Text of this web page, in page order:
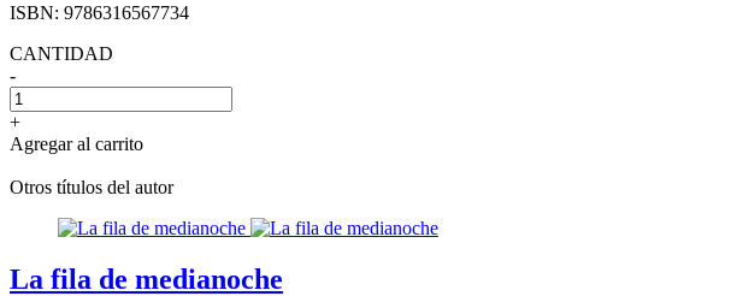
ISBN: 9786316567734
CANTIDAD
-
+
Agregar al carrito
Otros títulos del autor
La fila de medianoche